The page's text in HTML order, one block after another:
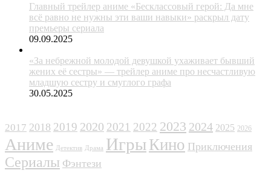
Главный трейлер аниме «Бесклассовый герой: Да мне
всё равно не нужны эти ваши навыки» раскрыл дату
премьеры сериала
09.09.2025
«За небрежной молодой девушкой ухаживает бывший
жених её сестры» — трейлер аниме про несчастливую
младшую сестру и смуглого графа
30.05.2025
2017 2018 2019 2020 2021 2022 2023 2024 2025 2026
Аниме Детектив Драма ИгрыКино Приключения
Сериалы Фэнтези